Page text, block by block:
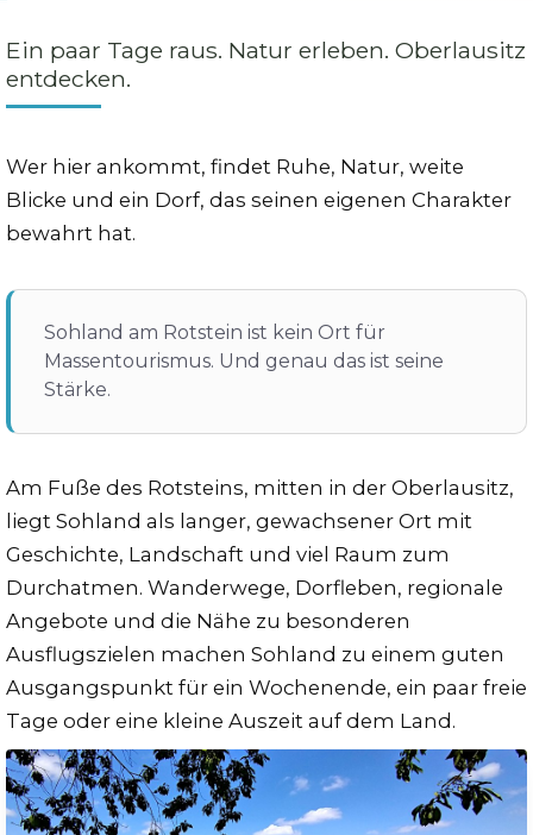
Ein paar Tage raus. Natur erleben. Oberlausitz
entdecken.
Wer hier ankommt, findet Ruhe, Natur, weite
Blicke und ein Dorf, das seinen eigenen Charakter
bewahrt hat.
Sohland am Rotstein ist kein Ort für
Massentourismus. Und genau das ist seine
Stärke.
Am Fuße des Rotsteins, mitten in der Oberlausitz,
liegt Sohland als langer, gewachsener Ort mit
Geschichte, Landschaft und viel Raum zum
Durchatmen. Wanderwege, Dorfleben, regionale
Angebote und die Nähe zu besonderen
Ausflugszielen machen Sohland zu einem guten
Ausgangspunkt für ein Wochenende, ein paar freie
Tage oder eine kleine Auszeit auf dem Land.